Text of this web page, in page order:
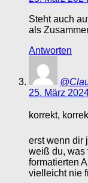
Steht auch
als
Antworten
25. März
korrekt,
erst wenn dir
weiß du, was
formatierten
vielleicht nie